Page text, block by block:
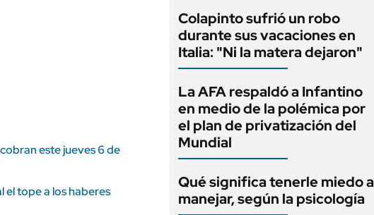
este jueves 6 de
el tope a los haberes
Colapinto sufrió un robo
durante sus vacaciones en
Italia: "Ni la matera dejaron"
La AFA respaldó a Infantino
en medio de la polémica por
el plan de privatización del
Mundial
Qué significa tenerle miedo a
manejar, según la psicología